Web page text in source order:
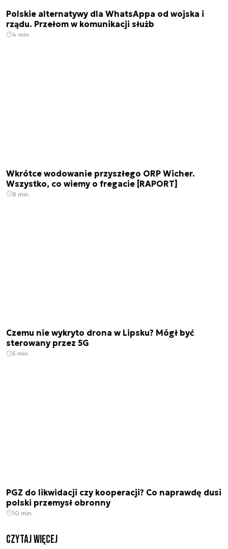
Polskie alternatywy dla WhatsAppa od wojska i
rządu. Przełom w komunikacji służb
4 min.
Wkrótce wodowanie przyszłego ORP Wicher.
Wszystko, co wiemy o fregacie [RAPORT]
8 min.
Czemu nie wykryto drona w Lipsku? Mógł być
sterowany przez 5G
5 min.
PGZ do likwidacji czy kooperacji? Co naprawdę dusi
polski przemysł obronny
10 min.
czytaj więcej